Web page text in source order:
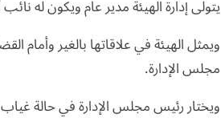
يتولى إدارة الهيئة مدير عام ويكون له
ويمثل الهيئة في علاقاتها بالغير وأمام
مجلس الإدارة.
ويختار رئيس مجلس الإدارة في حالة